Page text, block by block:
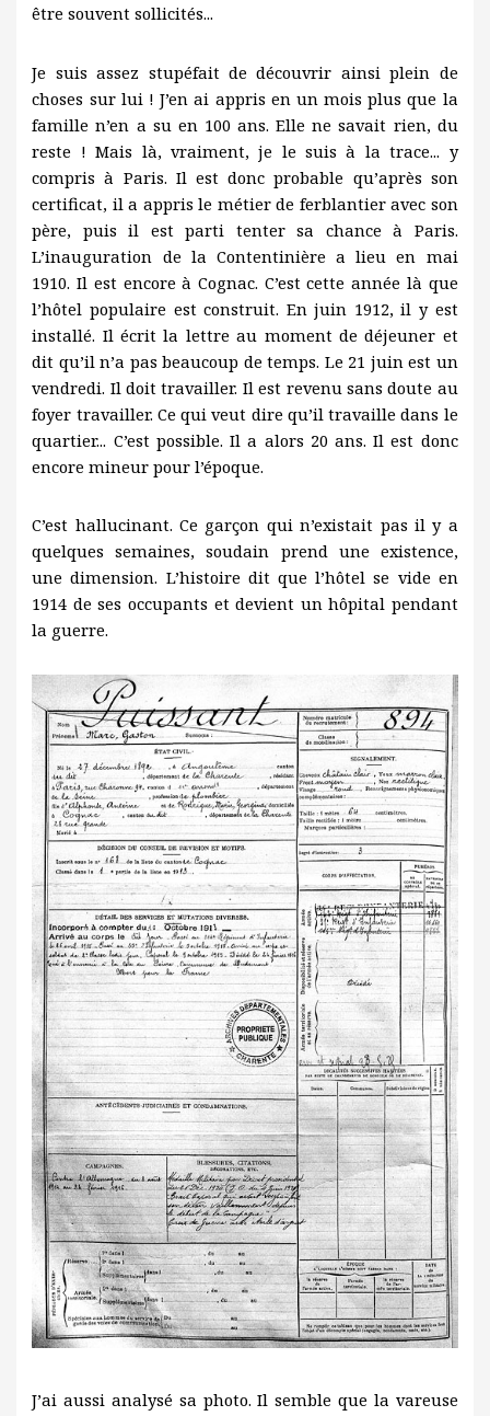
être souvent sollicités...
Je suis assez stupéfait de découvrir ainsi plein de
choses sur lui ! J’en ai appris en un mois plus que la
famille n’en a su en 100 ans. Elle ne savait rien, du
reste ! Mais là, vraiment, je le suis à la trace... y
compris à Paris. Il est donc probable qu’après son
certificat, il a appris le métier de ferblantier avec son
père, puis il est parti tenter sa chance à Paris.
L’inauguration de la Contentinière a lieu en mai
1910. Il est encore à Cognac. C’est cette année là que
l’hôtel populaire est construit. En juin 1912, il y est
installé. Il écrit la lettre au moment de déjeuner et
dit qu’il n’a pas beaucoup de temps. Le 21 juin est un
vendredi. Il doit travailler. Il est revenu sans doute au
foyer travailler. Ce qui veut dire qu’il travaille dans le
quartier... C’est possible. Il a alors 20 ans. Il est donc
encore mineur pour l’époque.
C’est hallucinant. Ce garçon qui n’existait pas il y a
quelques semaines, soudain prend une existence,
une dimension. L’histoire dit que l’hôtel se vide en
1914 de ses occupants et devient un hôpital pendant
la guerre.
J’ai aussi analysé sa photo. Il semble que la vareuse